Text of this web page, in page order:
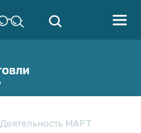
Деятельность МАРТ